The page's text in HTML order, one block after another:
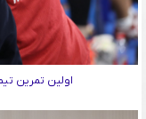
اولین تمرین